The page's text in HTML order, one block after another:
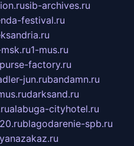
sib-archives.ru
festival.ru
1-mus.ru
purse-factory.ru
jun.rubandamn.ru
darksand.ru
alabuga-cityhotel.ru
blagodarenie-spb.ru